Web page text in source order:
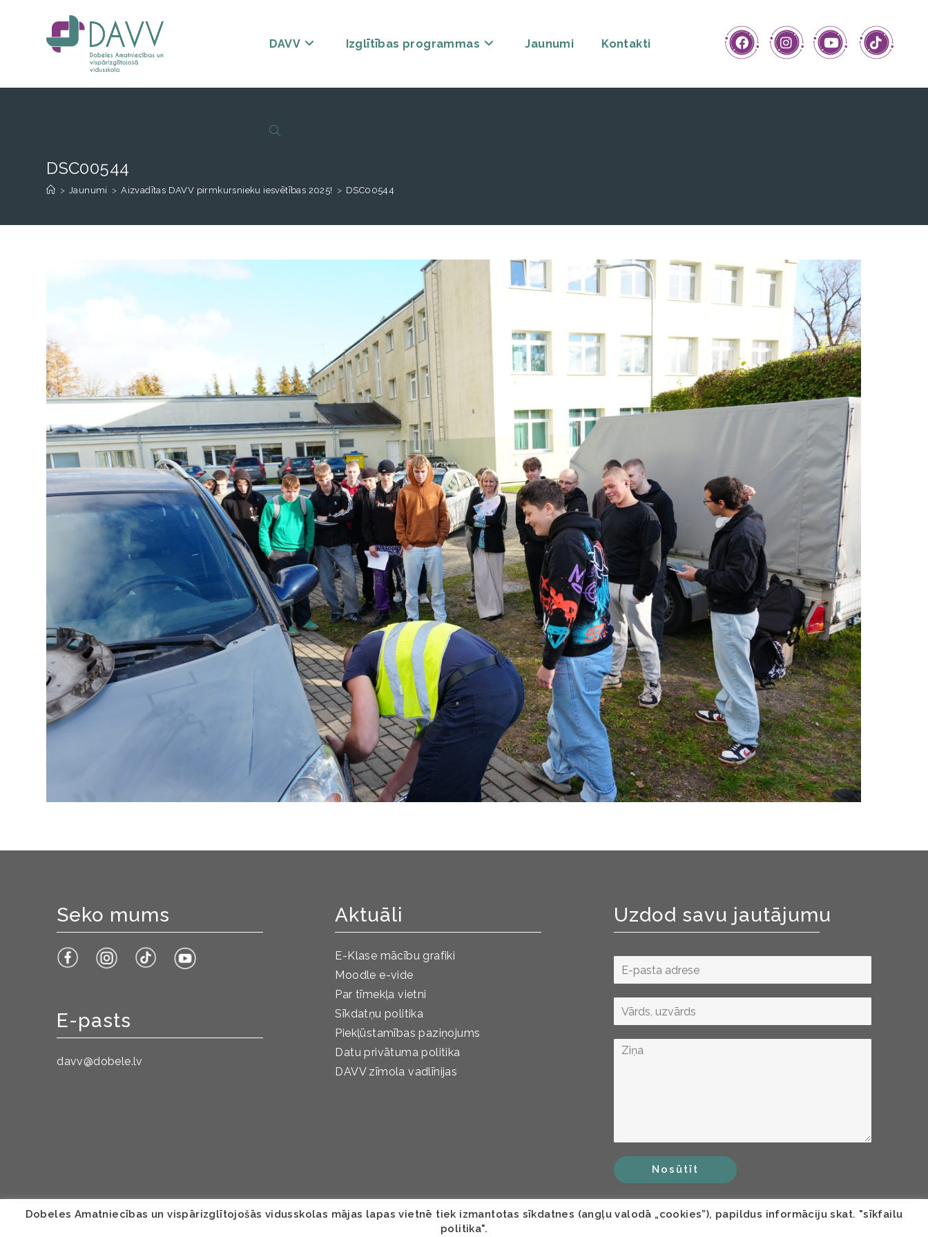
DAVV Izglītības programmas Jaunumi Kontakti
DSC00544
> Jaunumi > Aizvadītas DAVV pirmkursnieku iesvētības 2025! > DSC00544
Seko mums
E-pasts
davv@dobele.lv
Aktuāli
E-Klase mācību grafiki
Moodle e-vide
Par tīmekļa vietni
Sīkdatņu politika
Piekļūstamības paziņojums
Datu privātuma politika
DAVV zīmola vadlīnijas
Uzdod savu jautājumu
Nosūtīt
Dobeles Amatniecības un vispārizglītojošās vidusskolas mājas lapas vietnē tiek izmantotas sīkdatnes (angļu valodā „cookies”), papildus informāciju skat. "sīkfailu
politika".